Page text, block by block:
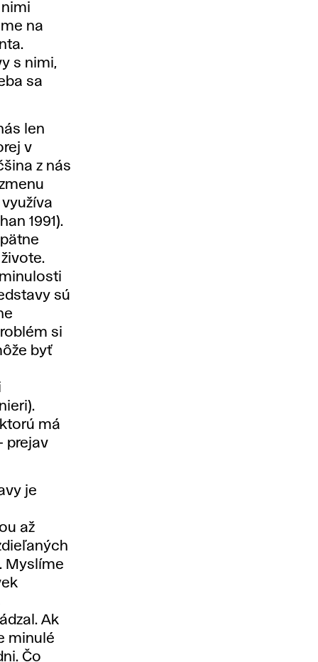
na
s nimi,
sa
len
v
z nás
1991).
sú
si
byť
má
prejav
je
až
Myslíme
Ak
minulé
Čo